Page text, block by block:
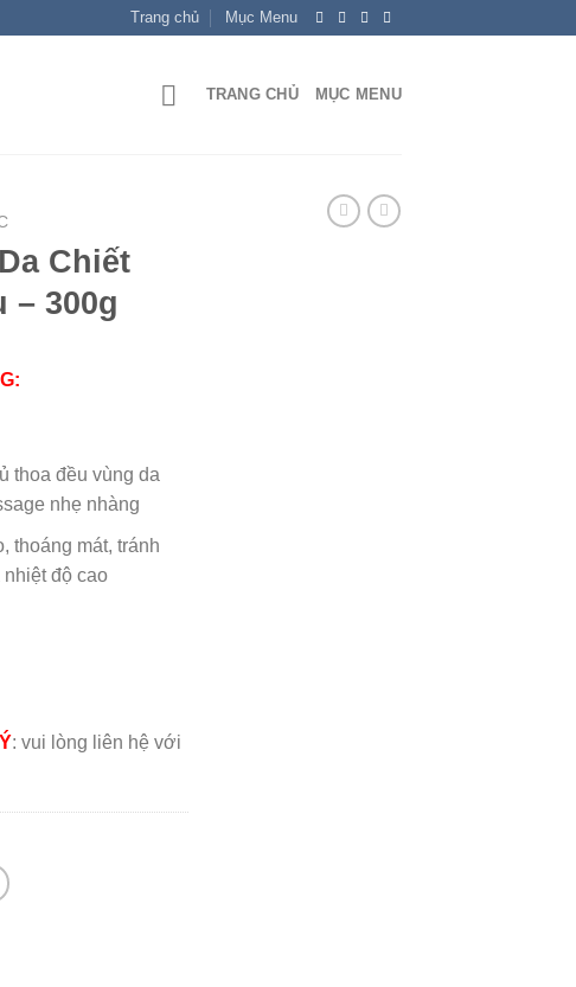
Trang chủ Mục Menu
TRANG CHỦ MỤC MENU
Chiết
– 300g
thoa đều vùng da
nhẹ nhàng
thoáng mát, tránh
độ cao
: vui lòng liên hệ với